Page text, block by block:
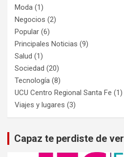
Moda (1)
Negocios (2)
Popular (6)
Principales Noticias (9)
Salud (1)
Sociedad (20)
Tecnología (8)
UCU Centro Regional Santa Fe (1)
Viajes y lugares (3)
Capaz te perdiste de ver